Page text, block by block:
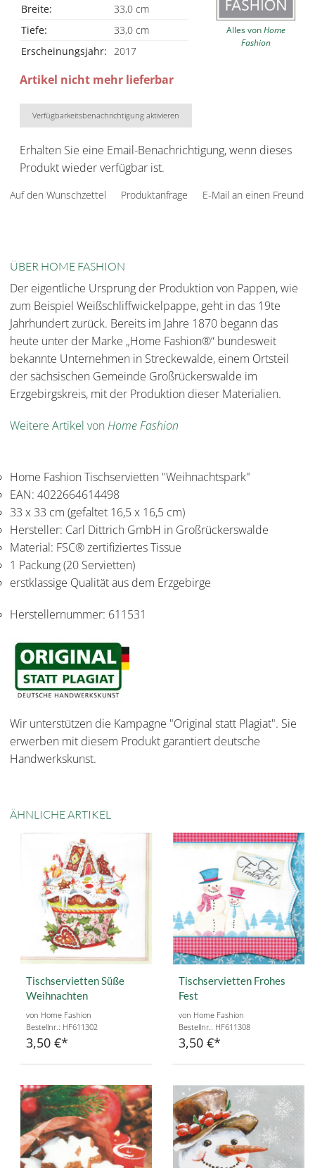
Breite:
33,0 cm
Tiefe:
33,0 cm
Erscheinungsjahr: 2017
Alles vonHome
Fashion
Artikel nicht mehr lieferbar
Verfügbarkeitsbenachrichtigung aktivieren
Erhalten Sie eine Email-Benachrichtigung, wenn dieses
Produkt wieder verfügbar ist.
Auf den Wunschzettel Produktanfrage E-Mail an einen Freund
ÜBER HOME FASHION
Der eigentliche Ursprung der Produktion von Pappen, wie
zum Beispiel Weißschliffwickelpappe, geht in das 19te
Jahrhundert zurück. Bereits im Jahre 1870 begann das
heute unter der Marke „Home Fashion®“ bundesweit
bekannte Unternehmen in Streckewalde, einem Ortsteil
der sächsischen Gemeinde Großrückerswalde im
Erzgebirgskreis, mit der Produktion dieser Materialien.
Weitere Artikel vonHome Fashion
Home Fashion Tischservietten "Weihnachtspark"
EAN: 4022664614498
33 x 33 cm (gefaltet 16,5 x 16,5 cm)
Hersteller: Carl Dittrich GmbH in Großrückerswalde
Material: FSC® zertifiziertes Tissue
1 Packung (20 Servietten)
erstklassige Qualität aus dem Erzgebirge
Herstellernummer: 611531
Wir unterstützen die Kampagne "Original statt Plagiat". Sie
erwerben mit diesem Produkt garantiert deutsche
Handwerkskunst.
ÄHNLICHE ARTIKEL
Tischservietten Süße
Weihnachten
von Home Fashion
Bestellnr.: HF611302
3,50 €
Tischservietten Frohes
Fest
von Home Fashion
Bestellnr.: HF611308
3,50 €